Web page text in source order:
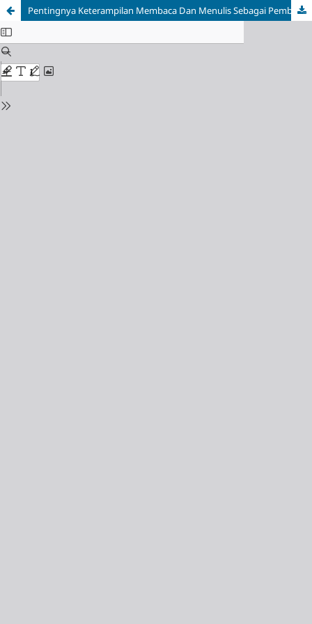
Pentingnya Keterampilan Membaca Dan Menulis Sebagai Pembuka Gerbang Ilmu Bagi Santri Pondok Pesantren Rabbani Yatim Dhuafa (Desa Pantai Gemi, Kecamatan Stabat, Kabupaten Langkat)